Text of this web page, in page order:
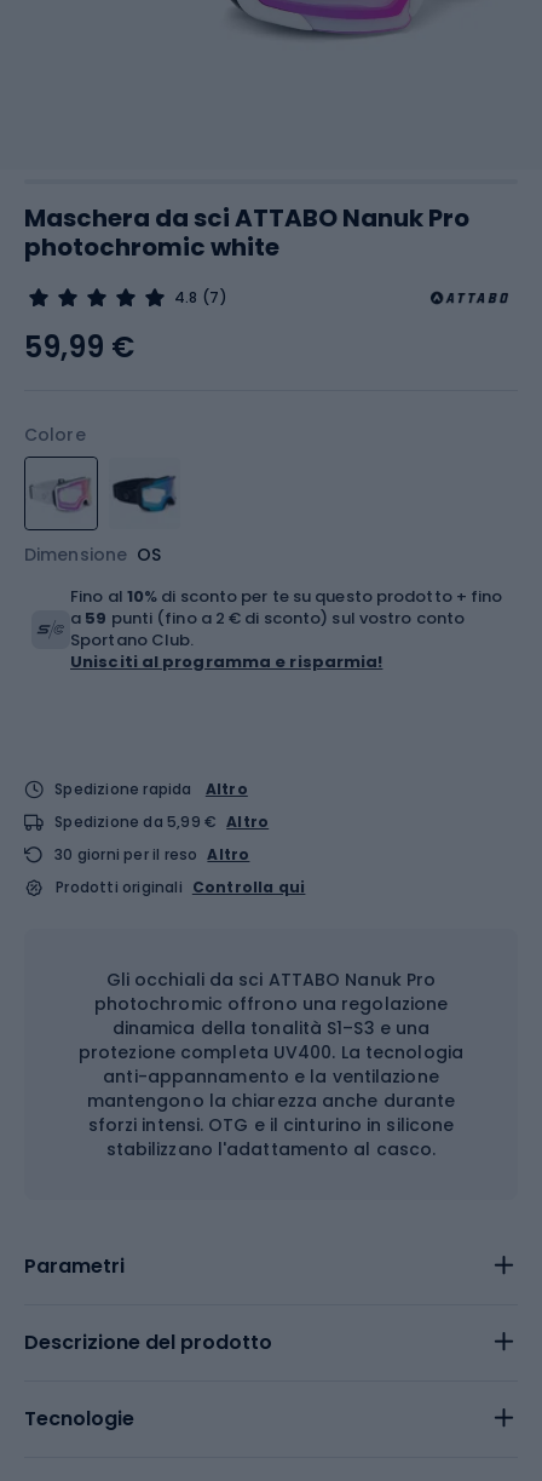
Maschera da sci ATTABO Nanuk Pro
photochromic white
4.8 (7)
Colore
Dimensione OS
59,99 €
Fino al 10% di sconto per te su questo prodotto + fino
a 59 punti (fino a 2 € di sconto) sul vostro conto
Sportano Club.
Unisciti al programma e risparmia!
Spedizione rapida
Altro
Spedizione da 5,99 € Altro
30 giorni per il reso Altro
Prodotti originali Controlla qui
Gli occhiali da sci ATTABO Nanuk Pro
photochromic offrono una regolazione
dinamica della tonalità S1–S3 e una
protezione completa UV400. La tecnologia
anti-appannamento e la ventilazione
mantengono la chiarezza anche durante
sforzi intensi. OTG e il cinturino in silicone
stabilizzano l'adattamento al casco.
Parametri
Descrizione del prodotto
Tecnologie